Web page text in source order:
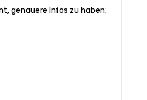
genauere Infos zu haben;